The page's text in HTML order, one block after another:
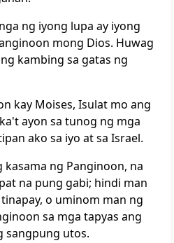
ng iyong lupa ay iyong
mong Dios. Huwag
kambing sa gatas ng
kay Moises, Isulat mo ang
ayon sa tunog ng mga
ako sa iyo at sa Israel.
ng Panginoon, na
na pung gabi; hindi man
o uminom man ng
sa mga tapyas ang
sangpung utos.